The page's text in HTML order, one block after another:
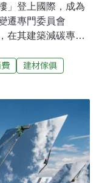
」登上國際，成為
遷專門委員會
在其建築減碳專章
）舉辦記者會，
述建築部門在未來
公布第六次評估報
《氣候變遷2022：
章，台達電子文教
會，邀請IPCC報告
、台灣大學
建材傢俱